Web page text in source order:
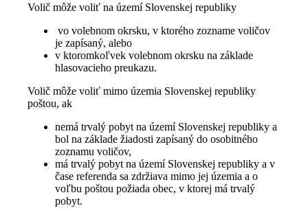
Volič môže voliť na území Slovenskej republiky
vo volebnom okrsku, v ktorého zozname voličov
je zapísaný, alebo
v ktoromkoľvek volebnom okrsku na základe
hlasovacieho preukazu.
Volič môže voliť mimo územia Slovenskej republiky
poštou, ak
nemá trvalý pobyt na území Slovenskej republiky a
bol na základe žiadosti zapísaný do osobitného
zoznamu voličov,
má trvalý pobyt na území Slovenskej republiky a v
čase referenda sa zdržiava mimo jej územia a o
voľbu poštou požiada obec, v ktorej má trvalý
pobyt.